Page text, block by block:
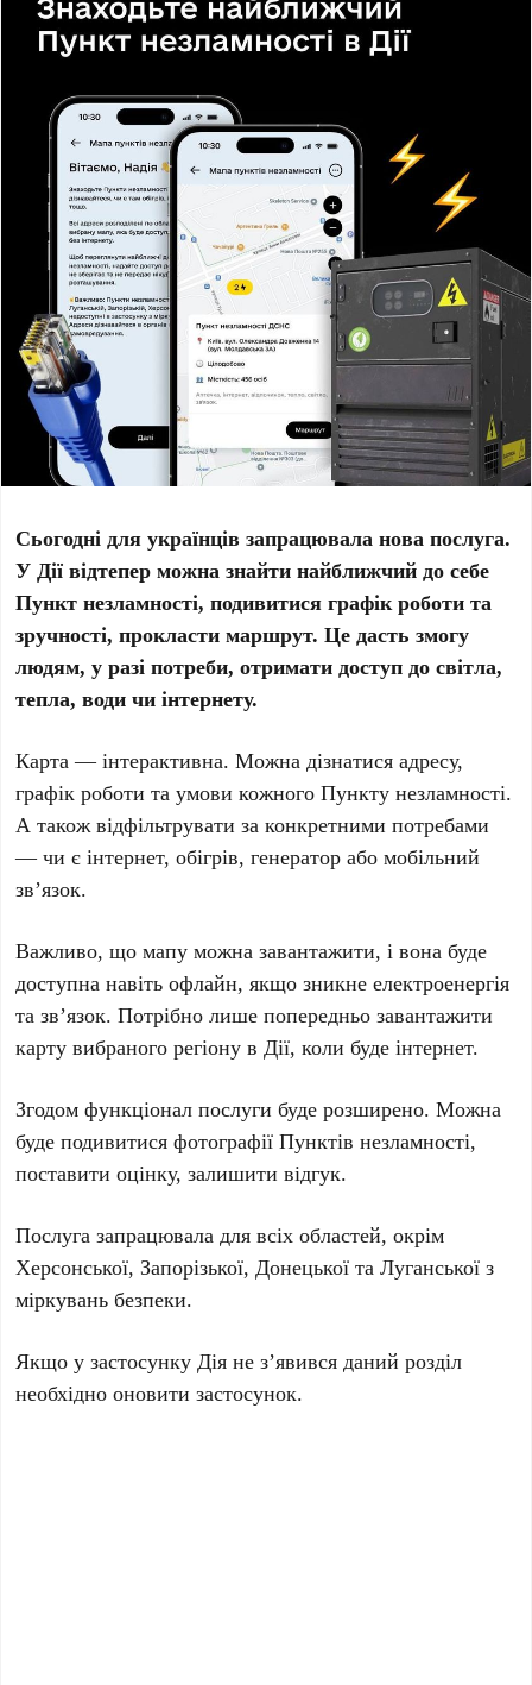
Сьогодні для українців запрацювала нова послуга.
У Дії відтепер можна знайти найближчий до себе
Пункт незламності, подивитися графік роботи та
зручності, прокласти маршрут. Це дасть змогу
людям, у разі потреби, отримати доступ до світла,
тепла, води чи інтернету.
Карта — інтерактивна. Можна дізнатися адресу,
графік роботи та умови кожного Пункту незламності.
А також відфільтрувати за конкретними потребами
— чи є інтернет, обігрів, генератор або мобільний
зв’язок.
Важливо, що мапу можна завантажити, і вона буде
доступна навіть офлайн, якщо зникне електроенергія
та зв’язок. Потрібно лише попередньо завантажити
карту вибраного регіону в Дії, коли буде інтернет.
Згодом функціонал послуги буде розширено. Можна
буде подивитися фотографії Пунктів незламності,
поставити оцінку, залишити відгук.
Послуга запрацювала для всіх областей, окрім
Херсонської, Запорізької, Донецької та Луганської з
міркувань безпеки.
Якщо у застосунку Дія не з’явився даний розділ
необхідно оновити застосунок.